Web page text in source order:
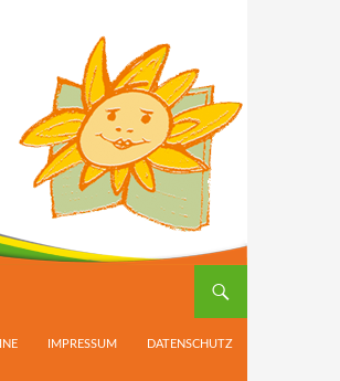
IMPRESSUM DATENSCHUTZ